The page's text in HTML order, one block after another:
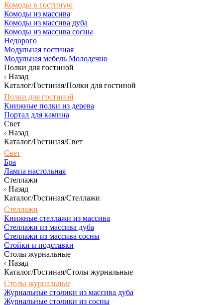
Комоды в гостиную
Комоды из массива
Комоды из массива дуба
Комоды из массива сосны
Недорого
Модульная гостиная
Модульная мебель Молодечно
Полки для гостиной
Назад
Каталог/Гостиная/Полки для гостиной
Полки для гостиной
Книжные полки из дерева
Портал для камина
Свет
Назад
Каталог/Гостиная/Свет
Свет
Бра
Лампа настольная
Стеллажи
Назад
Каталог/Гостиная/Стеллажи
Стеллажи
Книжные стеллажи из массива
Стеллажи из массива дуба
Стеллажи из массива сосны
Стойки и подставки
Столы журнальные
Назад
Каталог/Гостиная/Столы журнальные
Столы журнальные
Журнальные столики из массива дуба
Журнальные столики из сосны